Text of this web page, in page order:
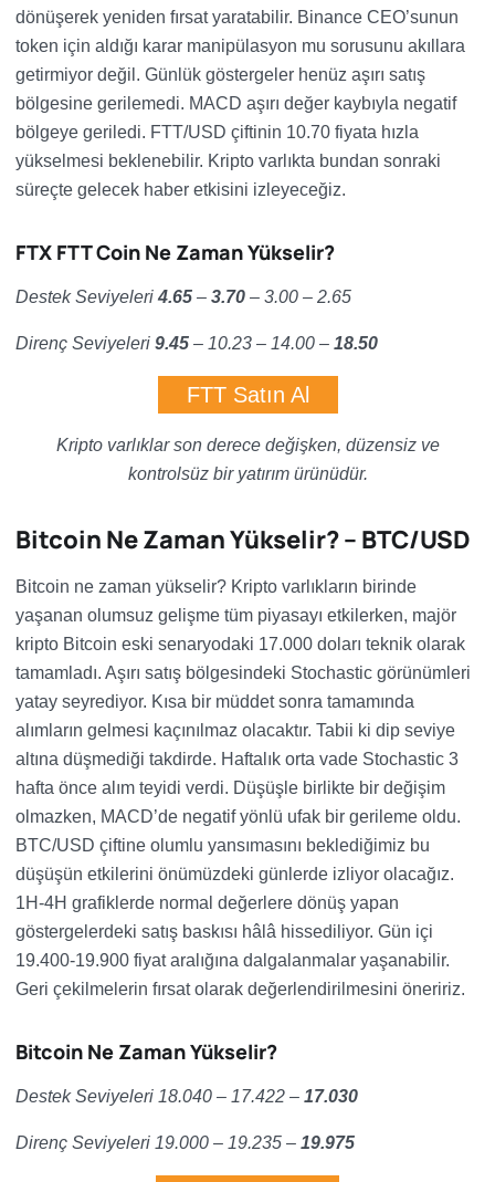
dönüşerek yeniden fırsat yaratabilir. Binance CEO’sunun
token için aldığı karar manipülasyon mu sorusunu akıllara
getirmiyor değil. Günlük göstergeler henüz aşırı satış
bölgesine gerilemedi. MACD aşırı değer kaybıyla negatif
bölgeye geriledi. FTT/USD çiftinin 10.70 fiyata hızla
yükselmesi beklenebilir. Kripto varlıkta bundan sonraki
süreçte gelecek haber etkisini izleyeceğiz.
FTX FTT Coin Ne Zaman Yükselir?
Destek Seviyeleri4.65 – 3.70 – 3.00 – 2.65
Direnç Seviyeleri 9.45 – 10.23 – 14.00 – 18.50
FTT Satın Al
Kripto varlıklar son derece değişken, düzensiz ve
kontrolsüz bir yatırım ürünüdür.
Bitcoin Ne Zaman Yükselir? – BTC/USD
Bitcoin ne zaman yükselir? Kripto varlıkların birinde
yaşanan olumsuz gelişme tüm piyasayı etkilerken, majör
kripto Bitcoin eski senaryodaki 17.000 doları teknik olarak
tamamladı. Aşırı satış bölgesindeki Stochastic görünümleri
yatay seyrediyor. Kısa bir müddet sonra tamamında
alımların gelmesi kaçınılmaz olacaktır. Tabii ki dip seviye
altına düşmediği takdirde. Haftalık orta vade Stochastic 3
hafta önce alım teyidi verdi. Düşüşle birlikte bir değişim
olmazken, MACD’de negatif yönlü ufak bir gerileme oldu.
BTC/USD çiftine olumlu yansımasını beklediğimiz bu
düşüşün etkilerini önümüzdeki günlerde izliyor olacağız.
1H-4H grafiklerde normal değerlere dönüş yapan
göstergelerdeki satış baskısı hâlâ hissediliyor. Gün içi
19.400-19.900 fiyat aralığına dalgalanmalar yaşanabilir.
Geri çekilmelerin fırsat olarak değerlendirilmesini öneririz.
Bitcoin Ne Zaman Yükselir?
Destek Seviyeleri 18.040 – 17.422 – 17.030
Direnç Seviyeleri 19.000 – 19.235 – 19.975